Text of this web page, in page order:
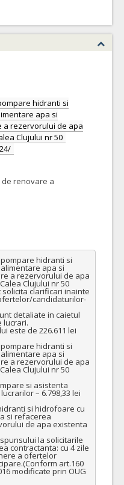
hidranti si
apa si
a rezervorului de apa
Clujului nr 50
de renovare a
hidranti si
apa si
a rezervorului de apa
Clujului nr 50
clarificari inainte
candidaturilor-
detaliate in caietul
lucrari.
este de 226.611 lei
hidranti si
apa si
a rezervorului de apa
Clujului nr 50
si asistenta
– 6.798,33 lei
si hidrofoare cu
si refacerea
de apa existenta
la solicitarile
contractanta: cu 4 zile
a ofertelor
art.160
modificate prin OUG